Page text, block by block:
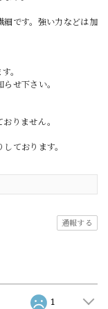
細です。強い力などは加
。
せ下さい。
りません。
ております。
通報する
1